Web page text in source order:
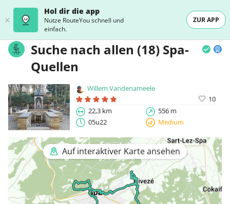
Hol dir die app
Nutze RouteYou schnell und
einfach.
ZUR APP
Suche nach allen (18) Spa-
Quellen
Willem Vandenameele
10
22,3 km
556 m
05u22
Medium
Auf interaktiver Karte ansehen